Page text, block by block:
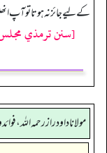
کے لیے جائزنہ ہوتا توآپ
[سنن ترمذي مجلس
مولانا داود راز رحمه الله،